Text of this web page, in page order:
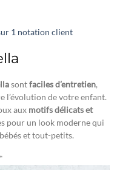
1notation client
sontfaciles d’entretien,
l’évolution de votre enfant.
aux motifs délicats et
pour un look moderne qui
et tout-petits.
*